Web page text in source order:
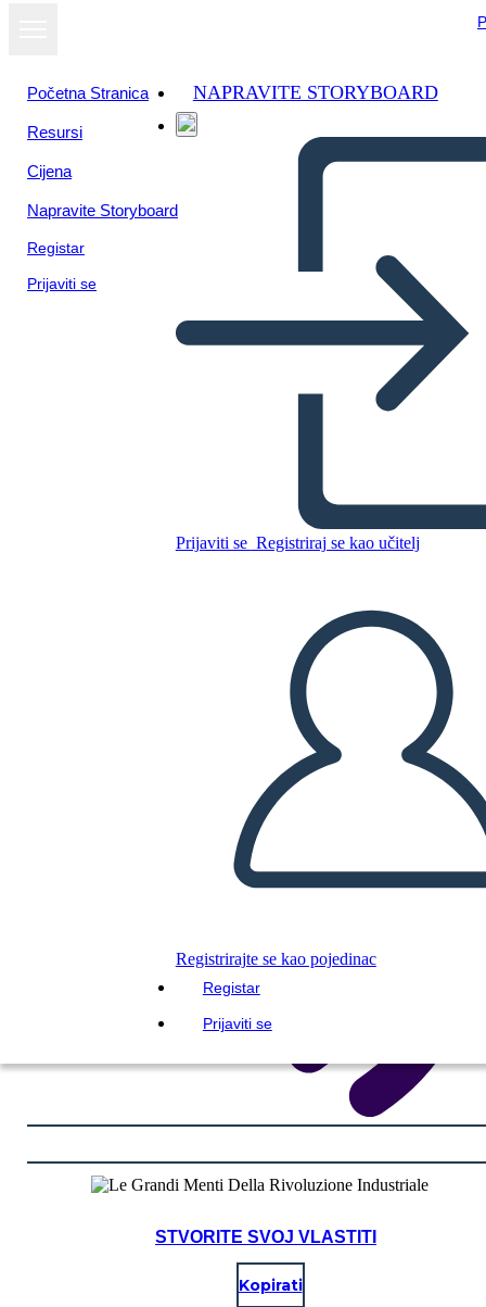
Početna Stranica
Resursi
Cijena
Napravite Storyboard
Registar
Prijaviti se
NAPRAVITE STORYBOARD
Prijaviti se Registriraj se kao učitelj
Registrirajte se kao pojedinac
Registar
Prijaviti se
REPRODUCIRAJ DIJAPROJEKCIJU
ČITAJ MI
STVORITE SVOJ VLASTITI
Kopirati